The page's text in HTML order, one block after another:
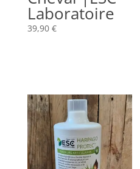
Laboratoire
39,90 €